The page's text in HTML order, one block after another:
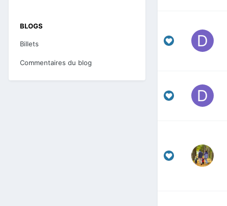
BLOGS
Billets
Commentaires du blog